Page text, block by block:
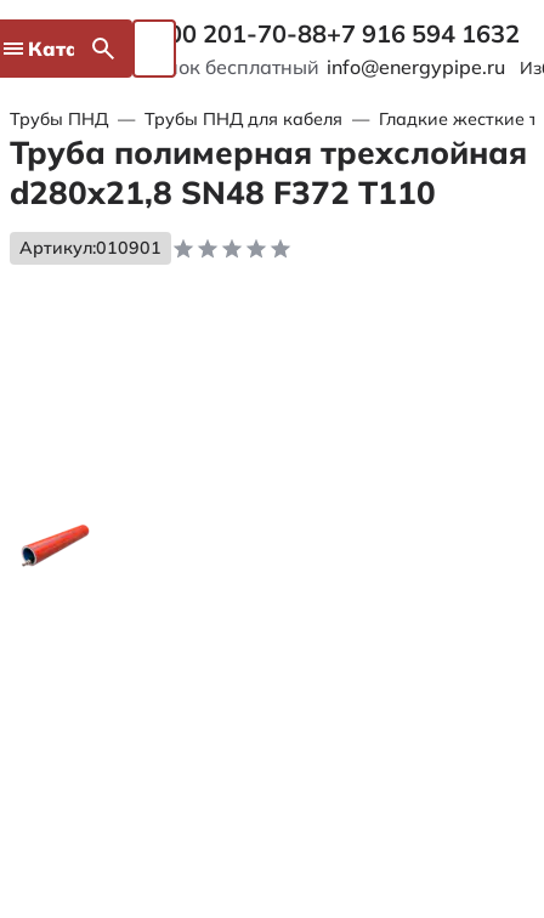
Каталог 8 800 201-70-88
Звонок бесплатный
+7 916 594 1632
info@energypipe.ru
Трубы ПНД — Трубы ПНД для кабеля — Гладкие жесткие
Труба полимерная трехслойная
d280х21,8 SN48 F372 Т110
Артикул:010901